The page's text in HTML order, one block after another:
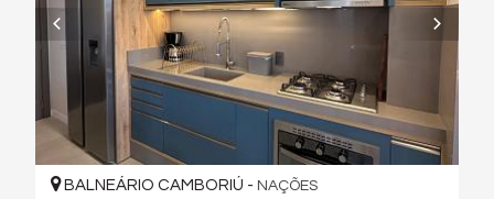
BALNEÁRIO CAMBORIÚ - NAÇÕES